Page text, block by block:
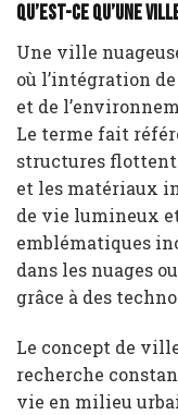
Qu’est-ce qu’une
Une ville
où l’intégration
et de
Le terme fait
structures
et les matériaux
de vie lumineux
emblématiques
dans les nuages
grâce à des
Le concept de
recherche
vie en milieu